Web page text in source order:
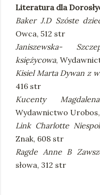
Literatura dla
Baker J.D Szóste
Owca, 512 str
Janiszewska-
księżycowa,
Kisiel Marta Dywan z
416 str
Kucenty
Wydawnictwo Urobos,
Link Charlotte
Znak, 608 str
Ragde Anne B
słowa, 312 str